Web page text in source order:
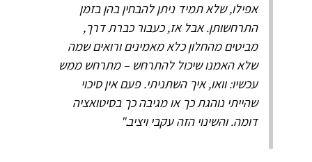
אפילו, שלא תמיד ניתן להבחין בהן בזמן
התרחשותן. אבל אז, כעבור כברת דרך,
מביטים מהחלון כלא מאמינים ורואים שמה
שלא האמנו שיכול להתרחש – מתרחש ממש
עכשיו: וואו, איך השתניתי. פעם אין סיכוי
שהייתי נוהגת כך או מגיבה כך בסיטואציה
דומה. והשינוי הזה עקבי ויציב."